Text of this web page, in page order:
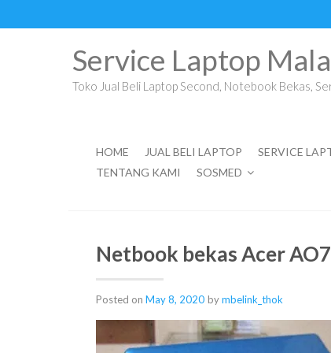
Service Laptop
Toko Jual Beli Laptop Second, Notebook Bekas,
HOME JUAL BELI LAPTOP SERVICE
TENTANG KAMI
SOSMED
Netbook bekas Acer
Posted on May 8, 2020 bymbelink_thok